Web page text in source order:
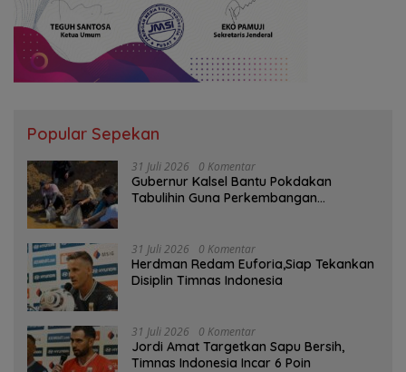
Popular Sepekan
31 Juli 2026 0 Komentar
Gubernur Kalsel Bantu Pokdakan
Tabulihin Guna Perkembangan
31 Juli 2026 0 Komentar
Herdman Redam Euforia,Siap Tekankan
Disiplin Timnas Indonesia
31 Juli 2026 0 Komentar
Jordi Amat Targetkan Sapu Bersih,
Timnas Indonesia Incar 6 Poin